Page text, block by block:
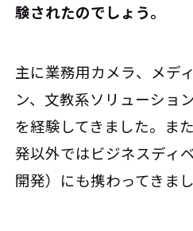
験されたのでしょう。
主に業務用カメラ、メデ
ン、文教系ソリューショ
を経験してきました。ま
発以外ではビジネスディ
開発）にも携わってきまし